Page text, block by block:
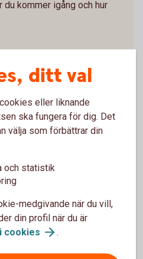
du kommer igång och hur
och få bättre
koll på dina utgifter.
hållbarhetsekonom,
bra budget.
ditt val
eller liknande
ska fungera för dig. Det
välja som förbättrar din
och statistik
medgivande när du vill,
din profil när du är
cookies .